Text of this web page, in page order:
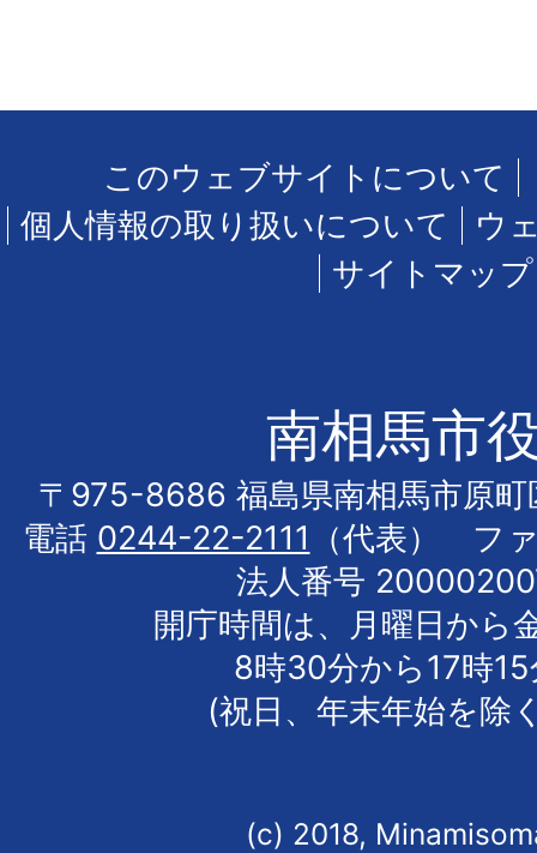
このウェブサイトについて
個人情報の取り扱いについて
ウ
サイトマップ
南相馬市
〒975-8686 福島県南相馬市原町
電話 0244-22-2111
（代表） フ
法人番号
開庁時間は、月曜日から
8時30分から17時
(祝日、年末年始を除
(c) 2018,